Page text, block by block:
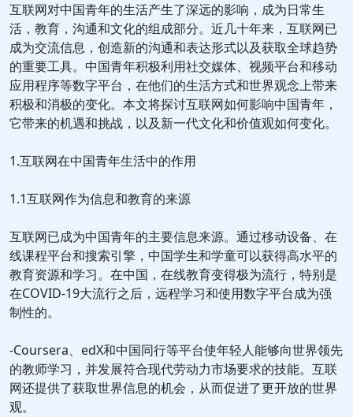
互联网对中国青年的生活产生了深远的影响，成为日常生
活，教育，沟通和文化的组成部分。近几十年来，互联网已
成为交流信息，创造新的沟通和表达形式以及获取全球趋势
的重要工具。中国青年积极利用社交媒体、视频平台和移动
应用程序等数字平台，在他们的生活方式和世界观念上带来
积极和消极的变化。本文将探讨互联网如何影响中国青年，
它带来的机遇和挑战，以及新一代文化和价值观如何变化。
1.互联网在中国青年生活中的作用
1.1互联网作为信息和教育的来源
互联网已成为中国青年的主要信息来源。通过移动设备、在
线课程平台和搜索引擎，中国学生和学童可以获得高水平的
教育资源和学习。在中国，在线教育变得极为流行，特别是
在COVID-19大流行之后，远程学习和使用数字平台成为强
制性的。
-Coursera、edX和中国同行等平台使年轻人能够向世界领先
的教师学习，并发展符合现代劳动力市场要求的技能。互联
网还提供了获取世界信息的机会，从而促进了更开放的世界
观。